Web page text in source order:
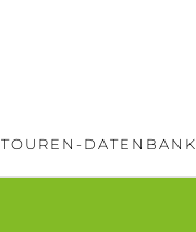
TOUREN-DATENBANK